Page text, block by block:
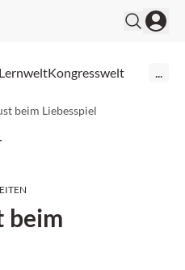
LernweltKongresswelt
beim Liebesspiel
beim